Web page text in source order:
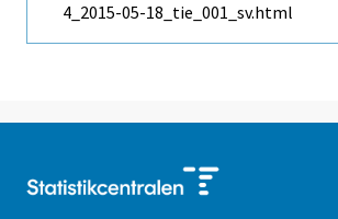
4_2015-05-18_tie_001_sv.html